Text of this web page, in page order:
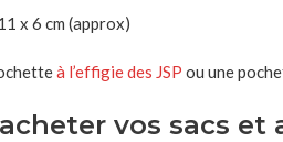
x 6 cm (approx)
à l’effigie des JSP ou une
vos sacs et